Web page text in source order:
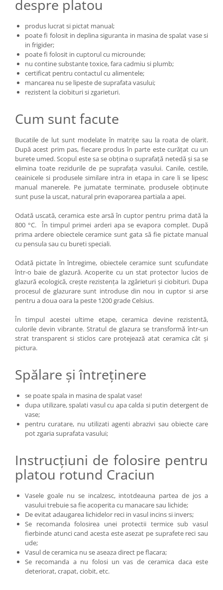
despre platou
produs lucrat si pictat manual;
poate fi folosit in deplina siguranta in masina de spalat vase si
in frigider;
poate fi folosit in cuptorul cu microunde;
nu contine substante toxice, fara cadmiu si plumb;
certificat pentru contactul cu alimentele;
mancarea nu se lipeste de suprafata vasului;
rezistent la ciobituri si zgarieturi.
Cum sunt facute
Bucatile de lut sunt modelate în matrițe sau la roata de olarit.
După acest prim pas, fiecare produs în parte este curățat cu un
burete umed. Scopul este sa se obțina o suprafață netedă și sa se
elimina toate rezidurile de pe suprafața vasului. Canile, cestile,
ceainicele si produsele similare intra in etapa in care li se lipesc
manual manerele. Pe jumatate terminate, produsele obținute
sunt puse la uscat, natural prin evaporarea partiala a apei.
Odată uscată, ceramica este arsă în cuptor pentru prima dată la
800 °C. În timpul primei arderi apa se evapora complet. După
prima ardere obiectele ceramice sunt gata să fie pictate manual
cu pensula sau cu bureti speciali.
Odată pictate în întregime, obiectele ceramice sunt scufundate
într-o baie de glazură. Acoperite cu un stat protector lucios de
glazură ecologică, crește rezistența la zgârieturi și ciobituri. Dupa
procesul de glazurare sunt introduse din nou in cuptor si arse
pentru a doua oara la peste 1200 grade Celsius.
În timpul acestei ultime etape, ceramica devine rezistentă,
culorile devin vibrante. Stratul de glazura se transformă într-un
strat transparent si sticlos care protejează atat ceramica cât și
pictura.
Spălare și întreținere
se poate spala in masina de spalat vase!
dupa utilizare, spalati vasul cu apa calda si putin detergent de
vase;
pentru curatare, nu utilizati agenti abrazivi sau obiecte care
pot zgaria suprafata vasului;
Instrucțiuni de folosire pentru
platou rotund Craciun
Vasele goale nu se incalzesc, intotdeauna partea de jos a
vasului trebuie sa fie acoperita cu manacare sau lichide;
De evitat adaugarea lichidelor reci in vasul incins si invers;
Se recomanda folosirea unei protectii termice sub vasul
fierbinde atunci cand acesta este asezat pe suprafete reci sau
ude;
Vasul de ceramica nu se aseaza direct pe flacara;
Se recomanda a nu folosi un vas de ceramica daca este
deteriorat, crapat, ciobit, etc.